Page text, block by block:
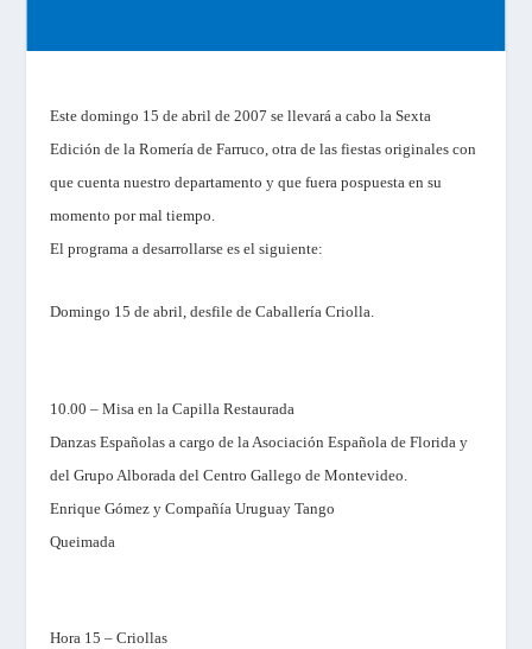
Este domingo 15 de abril de 2007 se llevará a cabola Sexta
Edición dela Romería de Farruco, otra de las fiestas originales con
que cuenta nuestro departamento y que fuera pospuesta en su
momento por mal tiempo.
El programa a desarrollarse es el siguiente:
Domingo 15 de abril, desfile de Caballería Criolla.
10.00 – Misa en la Capilla Restaurada
Danzas Españolas a cargo dela Asociación Española de Florida y
del Grupo Alborada del Centro Gallego de Montevideo.
Enrique Gómez y Compañía Uruguay Tango
Queimada
Hora 15 – Criollas